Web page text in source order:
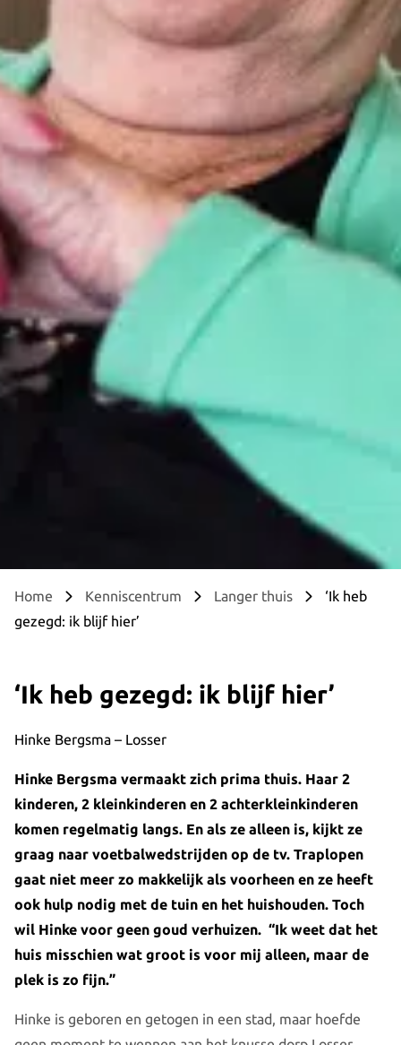
Home Kenniscentrum Langer thuis
‘Ik heb
gezegd: ik blijf hier’
‘Ik heb gezegd: ik blijf hier’
Hinke Bergsma – Losser
Hinke Bergsma vermaakt zich prima thuis. Haar 2
kinderen, 2 kleinkinderen en 2 achterkleinkinderen
komen regelmatig langs. En als ze alleen is, kijkt ze
graag naar voetbalwedstrijden op de tv. Traplopen
gaat niet meer zo makkelijk als voorheen en ze heeft
ook hulp nodig met de tuin en het huishouden. Toch
wil Hinke voor geen goud verhuizen. “Ik weet dat het
huis misschien wat groot is voor mij alleen, maar de
plek is zo fijn.”
Hinke is geboren en getogen in een stad, maar hoefde